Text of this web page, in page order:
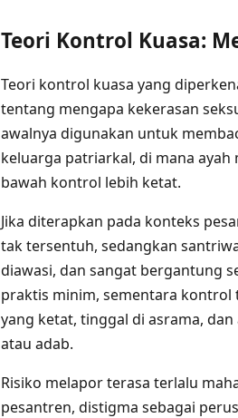
Teori Kontrol Kuasa:
Teori kontrol kuasa yang
tentang mengapa kekerasan
awalnya digunakan untuk
keluarga patriarkal, di mana
bawah kontrol lebih ketat.
Jika diterapkan pada konteks
tak tersentuh, sedangkan
diawasi, dan sangat bergantung
praktis minim, sementara
yang ketat, tinggal di asrama,
atau adab.
Risiko melapor terasa terlalu
pesantren, distigma sebagai